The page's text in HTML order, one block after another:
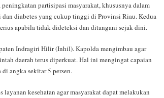
partisipasi masyarakat, khususnya dalam
diabetes yang cukup tinggi di Provinsi Riau. Kedua
apabila tidak dideteksi dan ditangani sejak dini.
Indragiri Hilir (Inhil). Kapolda mengimbau agar
daerah terus diperkuat. Hal ini mengingat capaian
angka sekitar 5 persen.
kesehatan agar masyarakat dapat melakukan